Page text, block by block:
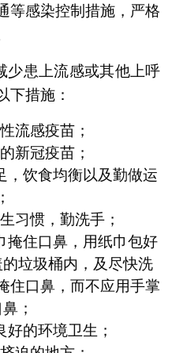
等感染控制措施，严格
少患上流感或其他上呼
下措施：
流感疫苗；
新冠疫苗；
，饮食均衡以及勤做运
习惯，勤洗手；
掩住口鼻，用纸巾包好
垃圾桶内，及尽快洗
住口鼻，而不应用手掌
；
好的环境卫生；